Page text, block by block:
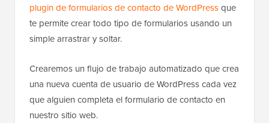
plugin de formularios de contacto de WordPressque
te permite crear todo tipo de formularios usando un
simple arrastrar y soltar.
Crearemos un flujo de trabajo automatizado que crea
una nueva cuenta de usuario de WordPress cada vez
que alguien completa el formulario de contacto en
nuestro sitio web.